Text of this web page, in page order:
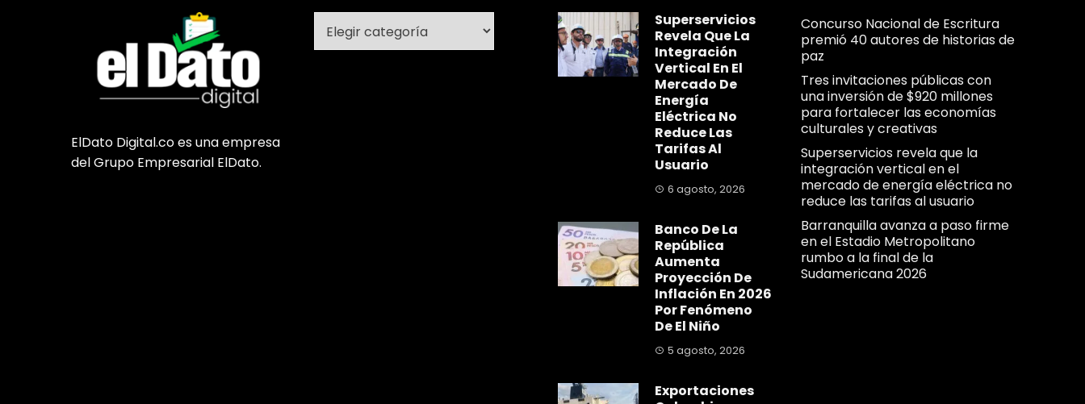
ElDato Digital.co es una empresa
del Grupo Empresarial ElDato.
Superservicios
Revela Que La
Integración
Vertical En El
Mercado De
Energía
Eléctrica No
Reduce Las
Tarifas Al
Usuario
6 agosto, 2026
Banco De La
República
Aumenta
Proyección De
Inflación En 2026
Por Fenómeno
De El Niño
5 agosto, 2026
Exportaciones
Concurso Nacional de Escritura
premió 40 autores de historias de
paz
Tres invitaciones públicas con
una inversión de $920 millones
para fortalecer las economías
culturales y creativas
Superservicios revela que la
integración vertical en el
mercado de energía eléctrica no
reduce las tarifas al usuario
Barranquilla avanza a paso firme
en el Estadio Metropolitano
rumbo a la final de la
Sudamericana 2026